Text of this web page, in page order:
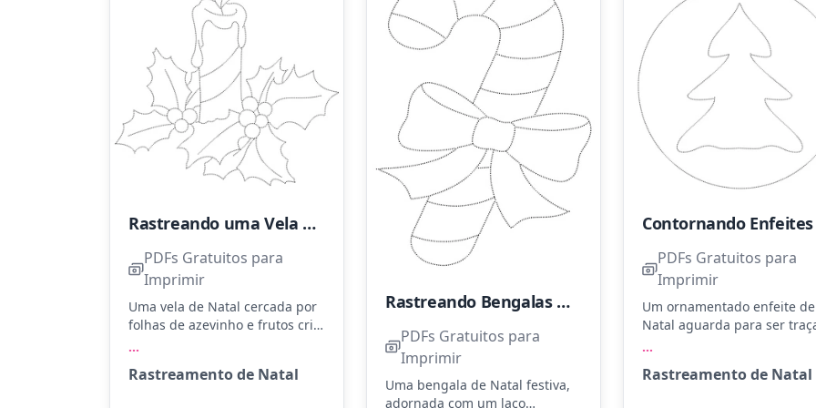
Rastreando uma Vela de Natal Incrível
PDFs Gratuitos para
Imprimir
Uma vela de Natal cercada por
folhas de azevinho e frutos cria
para as folhas e tons de
...
Rastreamento de Natal
Rastreando Bengalas de Natal
PDFs Gratuitos para
Imprimir
Uma bengala de Natal festiva,
adornada com um laço
PDFs Gratuitos para
Imprimir
Um ornamentado enfeite de
Natal aguarda para ser
ao pinheirinho no centro.
...
Rastreamento de Natal